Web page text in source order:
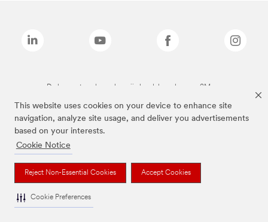
This website uses cookies on your device to enhance site
navigation, analyze site usage, and deliver you advertisements
based on your interests.
Cookie Notice
Reject Non-Essential Cookies Accept Cookies
Cookie Preferences
De bovenstaande merken zijn handelsmerken van 3M.we